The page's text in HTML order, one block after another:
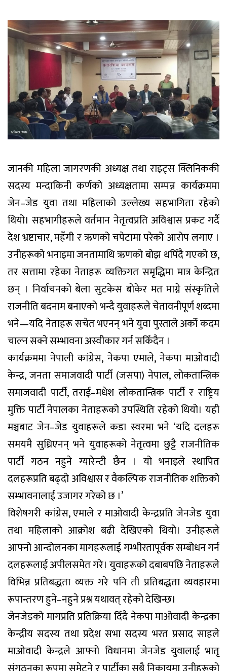
जानकी महिला जागरणकी अध्यक्ष तथा राइट्स क्लिनिककी
सदस्य मन्दाकिनी कर्णको अध्यक्षतामा सम्पन्न कार्यक्रममा
जेन–जेड युवा तथा महिलाको उल्लेख्य सहभागिता रहेको
थियो। सहभागीहरूले वर्तमान नेतृत्वप्रति अविश्वास प्रकट गर्दै
देश भ्रष्टाचार, महँगी र ऋणको चपेटामा परेको आरोप लगाए ।
उनीहरूको भनाइमा जनतामाथि ऋणको बोझ थपिँदै गएको छ,
तर सत्तामा रहेका नेताहरू व्यक्तिगत समृद्धिमा मात्र केन्द्रित
छन् । निर्वाचनको बेला सुटकेस बोकेर मत माग्ने संस्कृतिले
राजनीति बदनाम बनाएको भन्दै युवाहरूले चेतावनीपूर्ण शब्दमा
भने—यदि नेताहरू सचेत भएनन् भने युवा पुस्ताले अर्को कदम
चाल्न सक्ने सम्भावना अस्वीकार गर्न सकिँदैन ।
कार्यक्रममा नेपाली कांग्रेस, नेकपा एमाले, नेकपा माओवादी
केन्द्र, जनता समाजवादी पार्टी (जसपा) नेपाल, लोकतान्त्रिक
समाजवादी पार्टी, तराई–मधेश लोकतान्त्रिक पार्टी र राष्ट्रिय
मुक्ति पार्टी नेपालका नेताहरूको उपस्थिति रहेको थियो। यही
मञ्चबाट जेन–जेड युवाहरूले कडा स्वरमा भने ‘यदि दलहरू
समयमै सुध्रिएनन् भने युवाहरूको नेतृत्वमा छुट्टै राजनीतिक
पार्टी गठन नहुने ग्यारेन्टी छैन । यो भनाइले स्थापित
दलहरूप्रति बढ्दो अविश्वास र वैकल्पिक राजनीतिक शक्तिको
सम्भावनालाई उजागर गरेको छ ।’
विशेषगरी कांग्रेस, एमाले र माओवादी केन्द्रप्रति जेनजेड युवा
तथा महिलाको आक्रोश बढी देखिएको थियो। उनीहरूले
आफ्नो आन्दोलनका मागहरूलाई गम्भीरतापूर्वक सम्बोधन गर्न
दलहरूलाई अपीलसमेत गरे। युवाहरूको दबाबपछि नेताहरूले
विभिन्न प्रतिबद्धता व्यक्त गरे पनि ती प्रतिबद्धता व्यवहारमा
रूपान्तरण हुने–नहुने प्रश्न यथावत् रहेको देखिन्छ।
जेनजेडको मागप्रति प्रतिक्रिया दिँदै नेकपा माओवादी केन्द्रका
केन्द्रीय सदस्य तथा प्रदेश सभा सदस्य भरत प्रसाद साहले
माओवादी केन्द्रले आफ्नो विधानमा जेनजेड युवालाई भातृ